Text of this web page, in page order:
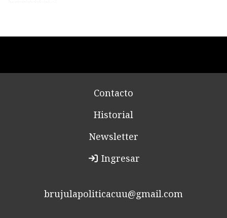
Contacto
Historial
Newsletter
Ingresar
brujulapoliticacuu@gmail.com